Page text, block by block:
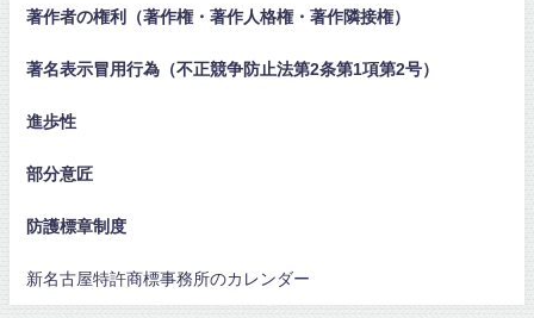
著作者の権利（著作権・著作人格権・著作隣接権）
著名表示冒用行為（不正競争防止法第2条第1項第2号）
進歩性
部分意匠
防護標章制度
新名古屋特許商標事務所のカレンダー